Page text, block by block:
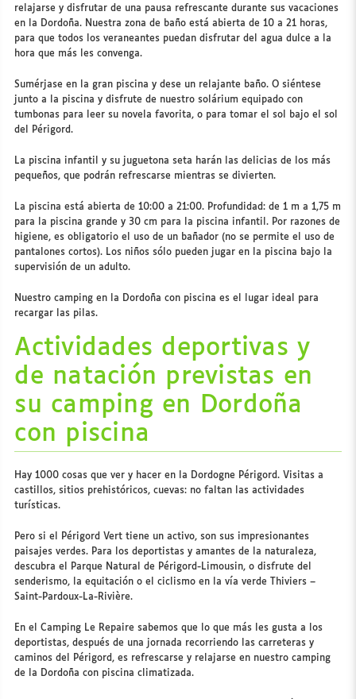
relajarse y disfrutar de una pausa refrescante durante sus vacaciones
en la Dordoña. Nuestra zona de baño está abierta de 10 a 21 horas,
para que todos los veraneantes puedan disfrutar del agua dulce a la
hora que más les convenga.
Sumérjase en la gran piscina y dese un relajante baño. O siéntese
junto a la piscina y disfrute de nuestro solárium equipado con
tumbonas para leer su novela favorita, o para tomar el sol bajo el sol
del Périgord.
La piscina infantil y su juguetona seta harán las delicias de los más
pequeños, que podrán refrescarse mientras se divierten.
La piscina está abierta de 10:00 a 21:00. Profundidad: de 1 m a 1,75 m
para la piscina grande y 30 cm para la piscina infantil. Por razones de
higiene, es obligatorio el uso de un bañador (no se permite el uso de
pantalones cortos). Los niños sólo pueden jugar en la piscina bajo la
supervisión de un adulto.
Nuestro camping en la Dordoña con piscina es el lugar ideal para
recargar las pilas.
Actividades deportivas y
de natación previstas en
su camping en Dordoña
con piscina
Hay 1000 cosas que ver y hacer en la Dordogne Périgord. Visitas a
castillos, sitios prehistóricos, cuevas: no faltan las actividades
turísticas.
Pero si el Périgord Vert tiene un activo, son sus impresionantes
paisajes verdes. Para los deportistas y amantes de la naturaleza,
descubra el Parque Natural de Périgord-Limousin, o disfrute del
senderismo, la equitación o el ciclismo en la vía verde Thiviers –
Saint-Pardoux-La-Rivière.
En el Camping Le Repaire sabemos que lo que más les gusta a los
deportistas, después de una jornada recorriendo las carreteras y
caminos del Périgord, es refrescarse y relajarse en nuestro camping
de la Dordoña con piscina climatizada.